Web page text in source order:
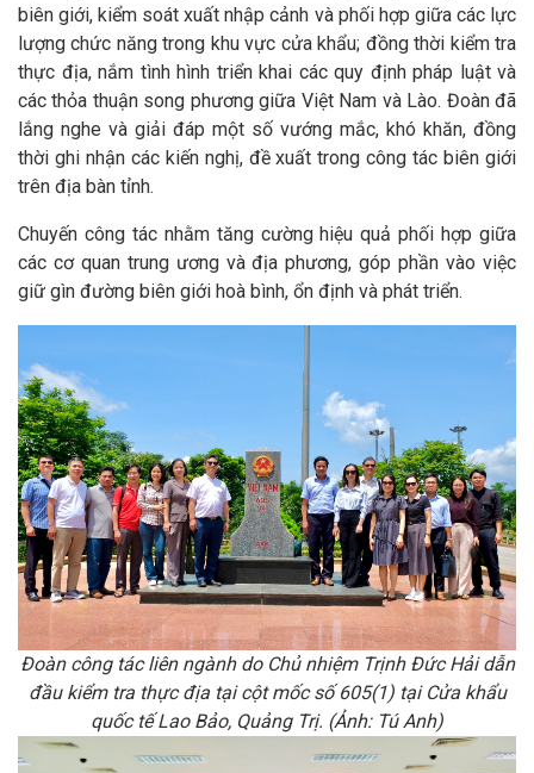
biên giới, kiểm soát xuất nhập cảnh và phối hợp giữa các lực
lượng chức năng trong khu vực cửa khẩu; đồng thời kiểm tra
thực địa, nắm tình hình triển khai các quy định pháp luật và
các thỏa thuận song phương giữa Việt Nam và Lào. Đoàn đã
lắng nghe và giải đáp một số vướng mắc, khó khăn, đồng
thời ghi nhận các kiến nghị, đề xuất trong công tác biên giới
trên địa bàn tỉnh.
Chuyến công tác nhằm tăng cường hiệu quả phối hợp giữa
các cơ quan trung ương và địa phương, góp phần vào việc
giữ gìn đường biên giới hoà bình, ổn định và phát triển.
Đoàn công tác liên ngành do Chủ nhiệm Trịnh Đức Hải dẫn
đầu kiểm tra thực địa tại cột mốc số 605(1) tại Cửa khẩu
quốc tế Lao Bảo, Quảng Trị. (Ảnh: Tú Anh)